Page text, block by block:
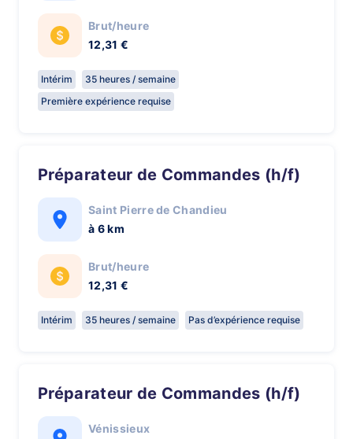
Brut/heure
12,31 €
Intérim
35 heures / semaine
Première expérience requise
Préparateur de Commandes (h/f)
Saint Pierre de Chandieu
à 6 km
Brut/heure
12,31 €
Intérim 35 heures / semaine Pas d’expérience requise
Préparateur de Commandes (h/f)
Vénissieux